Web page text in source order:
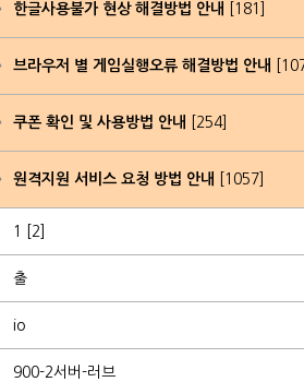
한글사용불가 현상 해결방법 안내 [181]
브라우저 별 게임실행오류 해결방법 안내
쿠폰 확인 및 사용방법 안내 [254]
원격지원 서비스 요청 방법 안내 [1057]
1 [2]
출
io
900-2서버-러브